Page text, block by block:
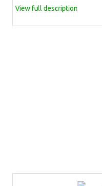
View full description